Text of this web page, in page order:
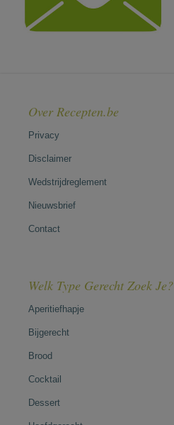
Over Recepten.be
Privacy
Disclaimer
Wedstrijdreglement
Nieuwsbrief
Contact
Welk Type Gerecht Zoek Je?
Aperitiefhapje
Bijgerecht
Brood
Cocktail
Dessert